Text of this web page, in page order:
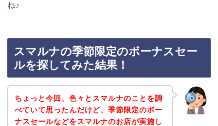
ね♪
スマルナの季節限定のボーナスセー
ルを探してみた結果！
ちょっと今回、色々とスマルナのことを調
べていて思ったんだけど、季節限定のボー
ナスセールなどをスマルナのお店が実施し